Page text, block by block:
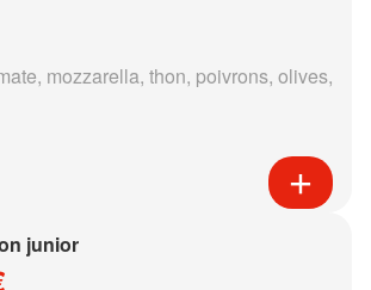
mozzarella, thon, poivrons, olives,
junior